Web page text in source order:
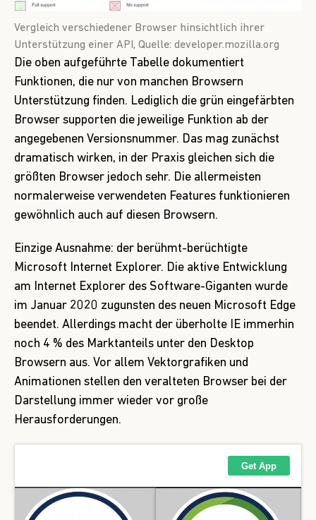
Vergleich verschiedener Browser hinsichtlich ihrer
Unterstützung einer API, Quelle: developer.mozilla.org
Die oben aufgeführte Tabelle dokumentiert
Funktionen, die nur von manchen Browsern
Unterstützung finden. Lediglich die grün eingefärbten
Browser supporten die jeweilige Funktion ab der
angegebenen Versionsnummer. Das mag zunächst
dramatisch wirken, in der Praxis gleichen sich die
größten Browser jedoch sehr. Die allermeisten
normalerweise verwendeten Features funktionieren
gewöhnlich auch auf diesen Browsern.
Einzige Ausnahme: der berühmt-berüchtigte
Microsoft Internet Explorer. Die aktive Entwicklung
am Internet Explorer des Software-Giganten wurde
im Januar 2020 zugunsten des neuen Microsoft Edge
beendet. Allerdings macht der überholte IE immerhin
noch 4 % des Marktanteils unter den Desktop
Browsern aus. Vor allem Vektorgrafiken und
Animationen stellen den veralteten Browser bei der
Darstellung immer wieder vor große
Herausforderungen.